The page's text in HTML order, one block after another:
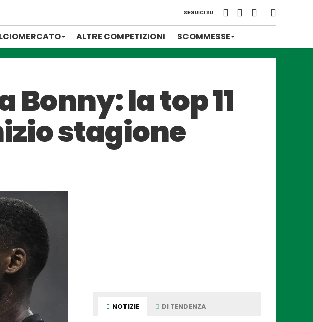
SEGUICI SU
ALTRE COMPETIZIONI SCOMMESSE
la top 11
stagione
NOTIZIE DI TENDENZA